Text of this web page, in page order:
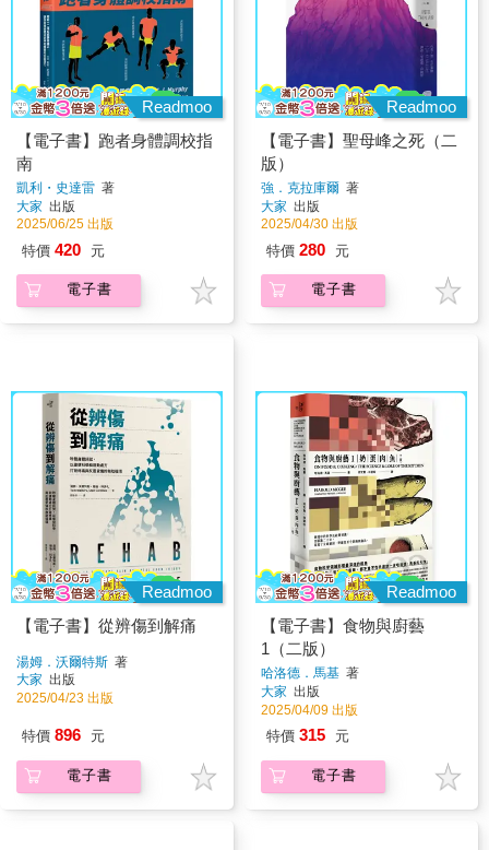
Readmoo
【電子書】跑者身體調校指
南
凱利・史達雷 著
大家 出版
2025/06/25 出版
特價 420 元
電子書
Readmoo
【電子書】聖母峰之死（二
版）
強．克拉庫爾 著
大家 出版
2025/04/30 出版
特價 280 元
電子書
Readmoo
【電子書】從辨傷到解痛
湯姆．沃爾特斯 著
大家 出版
2025/04/23 出版
特價 896 元
電子書
Readmoo
【電子書】食物與廚藝
1（二版）
哈洛德．馬基 著
大家 出版
2025/04/09 出版
特價 315 元
電子書